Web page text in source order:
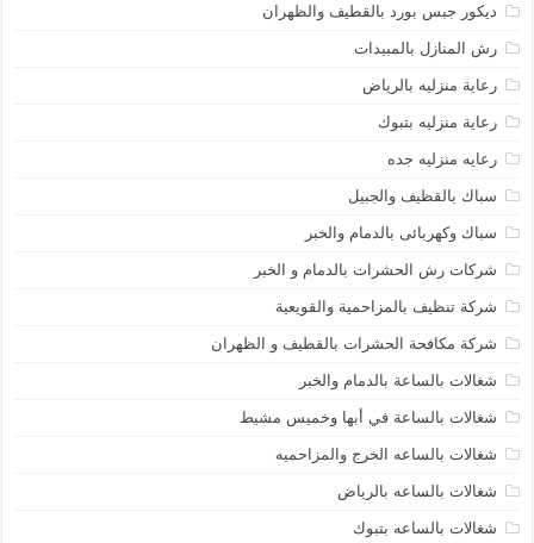
ديكور جبس بورد بالقطيف والظهران
رش المنازل بالمبيدات
رعاية منزليه بالرياض
رعاية منزليه بتبوك
رعايه منزليه جده
سباك بالقظيف والجبيل
سباك وكهربائى بالدمام والخبر
شركات رش الحشرات بالدمام و الخبر
شركة تنظيف بالمزاحمية والقويعية
شركة مكافحة الحشرات بالقطيف و الظهران
شغالات بالساعة بالدمام والخبر
شغالات بالساعة في أبها وخميس مشيط
شغالات بالساعه الخرج والمزاحميه
شغالات بالساعه بالرياض
شغالات بالساعه بتبوك